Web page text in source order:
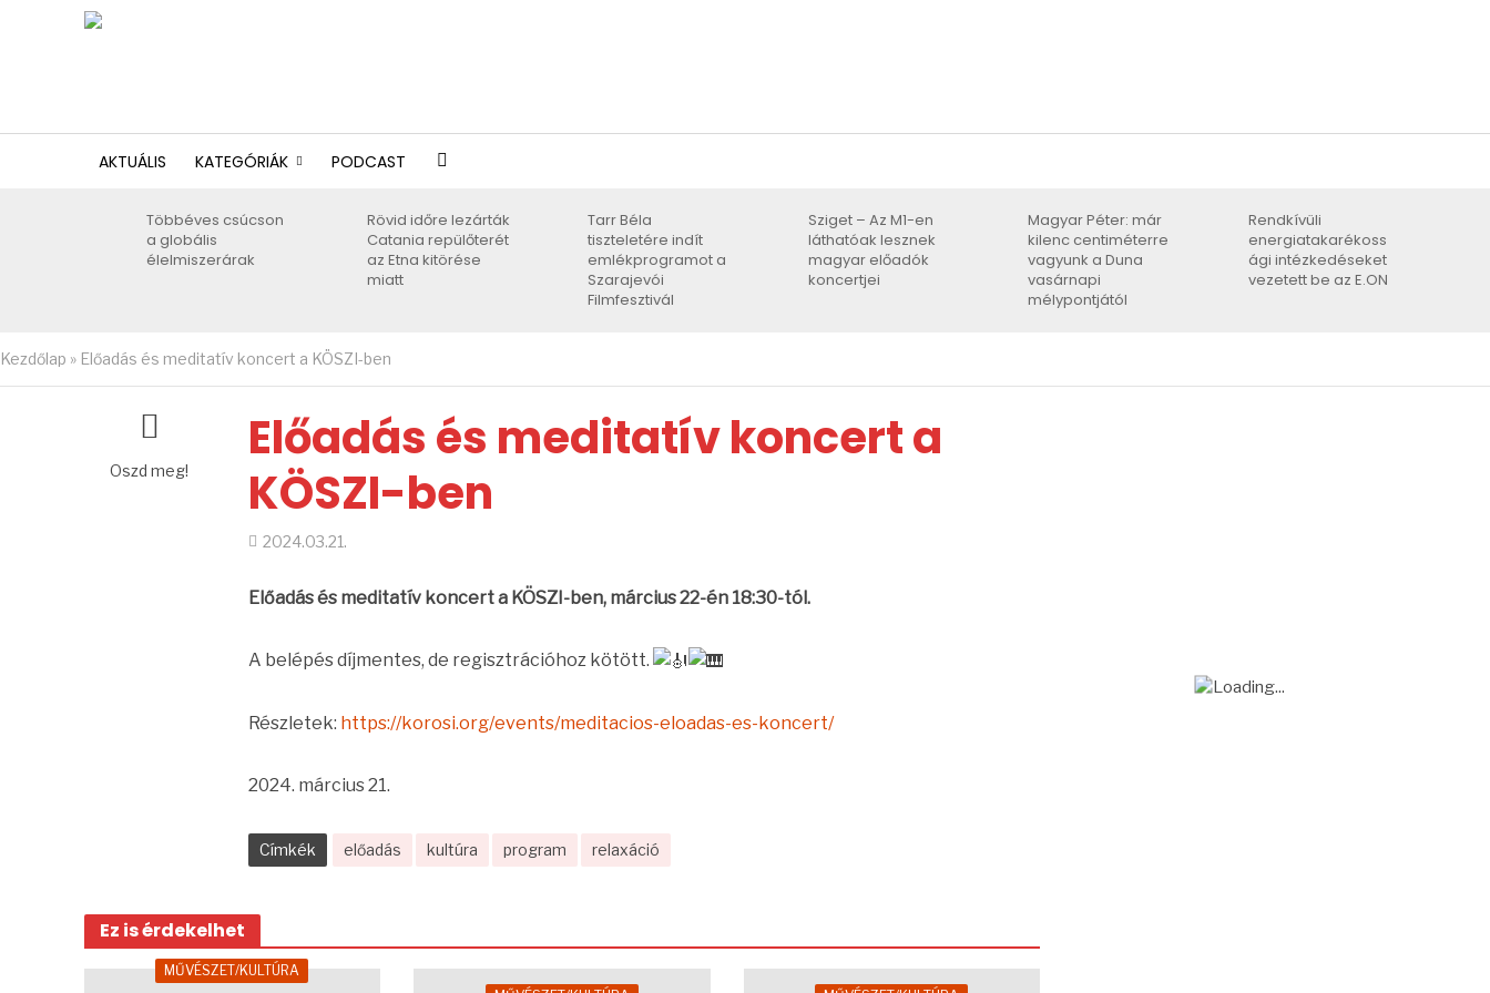
AKTUÁLIS KATEGÓRIÁK PODCAST
Többéves csúcson
a globális
élelmiszerárak
Rövid időre lezárták
Catania repülőterét
az Etna kitörése
miatt
Tarr Béla
tiszteletére indít
emlékprogramot a
Szarajevói
Filmfesztivál
Sziget – Az M1-en
láthatóak lesznek
magyar előadók
koncertjei
Magyar Péter: már
kilenc centiméterre
vagyunk a Duna
vasárnapi
mélypontjától
Rendkívüli
energiatakarékoss
ági intézkedéseket
vezetett be az E.ON
Kezdőlap » Előadás és meditatív koncert a KÖSZI-ben
Oszd meg!
Előadás és meditatív koncert a
KÖSZI-ben
2024.03.21.
Előadás és meditatív koncert a KÖSZI-ben, március 22-én 18:30-tól.
A belépés díjmentes, de regisztrációhoz kötött.
Részletek: https://korosi.org/events/meditacios-eloadas-es-koncert/
2024. március 21.
Címkék előadás kultúra program relaxáció
Ez is érdekelhet
MŰVÉSZET/KULTÚRA